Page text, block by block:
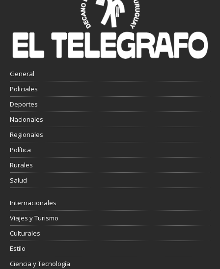
General
Policiales
Deportes
Nacionales
Regionales
Política
Rurales
Salud
Internacionales
Viajes y Turismo
Culturales
Estilo
Ciencia y Tecnología